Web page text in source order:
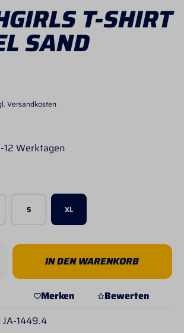
T-SHIRT
SAND
Versandkosten
von 5 von 5 Sternen
Werktagen
S XL
Gib den gewünschten
IN DEN WARENKORB
Merken
Bewerten
JA-1449.4